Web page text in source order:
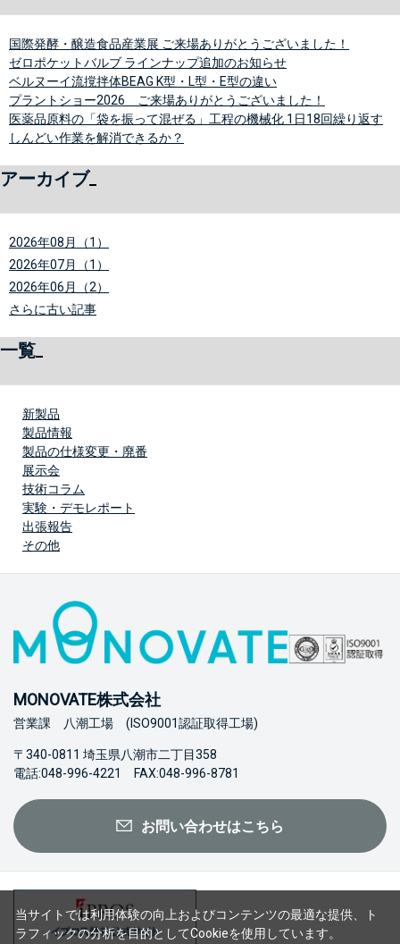
国際発酵・醸造食品産業展 ご来場ありがとうございました！
ゼロポケットバルブ ラインナップ追加のお知らせ
ベルヌーイ流撹拌体BEAG K型・L型・E型の違い
プラントショー2026 ご来場ありがとうございました！
医薬品原料の「袋を振って混ぜる」工程の機械化 1日18回繰り返す
しんどい作業を解消できるか？
アーカイブ
2026年08月（1）
2026年07月（1）
2026年06月（2）
さらに古い記事
一覧
新製品
製品情報
製品の仕様変更・廃番
展示会
技術コラム
実験・デモレポート
出張報告
その他
MONOVATE株式会社
営業課 八潮工場 (ISO9001認証取得工場)
〒340-0811 埼玉県八潮市二丁目358
電話:048-996-4221 FAX:048-996-8781
お問い合わせはこちら
当サイトでは利用体験の向上およびコンテンツの最適な提供、ト
ラフィックの分析を目的としてCookieを使用しています。